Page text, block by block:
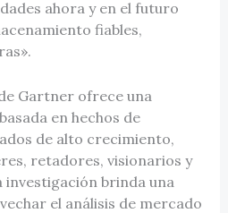
ahora y en el futuro
fiables,
Gartner ofrece una
en hechos de
de alto crecimiento,
retadores, visionarios y
investigación brinda una
el análisis de mercado